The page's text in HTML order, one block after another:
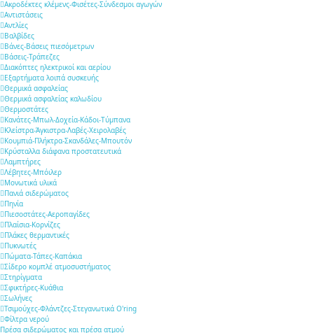
Ακροδέκτες κλέμενς-Φισέτες-Σύνδεσμοι αγωγών
Αντιστάσεις
Αντλίες
Βαλβίδες
Βάνες-Βάσεις πιεσόμετρων
Βάσεις-Τράπεζες
Διακόπτες ηλεκτρικοί και αερίου
Εξαρτήματα λοιπά συσκευής
Θερμικά ασφαλείας
Θερμικά ασφαλείας καλωδίου
Θερμοστάτες
Κανάτες-Μπωλ-Δοχεία-Κάδοι-Τύμπανα
Κλείστρα-Άγκιστρα-Λαβές-Χειρολαβές
Κουμπιά-Πλήκτρα-Σκανδάλες-Μπουτόν
Κρύσταλλα διάφανα προστατευτικά
Λαμπτήρες
Λέβητες-Μπόιλερ
Μονωτικά υλικά
Πανιά σιδερώματος
Πηνία
Πιεσοστάτες-Αεροπαγίδες
Πλαίσια-Κορνίζες
Πλάκες θερμαντικές
Πυκνωτές
Πώματα-Τάπες-Καπάκια
Σίδερο κομπλέ ατμοσυστήματος
Στηρίγματα
Σφικτήρες-Κυάθια
Σωλήνες
Τσιμούχες-Φλάντζες-Στεγανωτικά O'ring
Φίλτρα νερού
Πρέσα σιδερώματος και πρέσα ατμού